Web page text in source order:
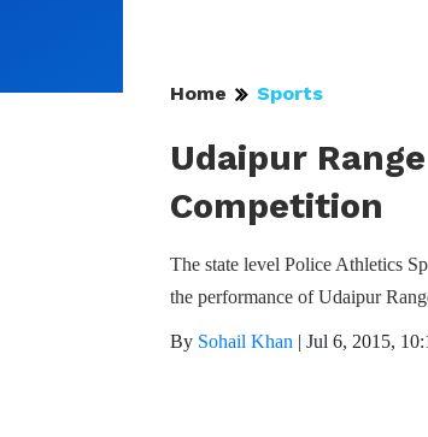
Home Sports
Udaipur
Competition
The state level Police Athletics
the performance of Udaipur
By Sohail Khan | Jul 6, 2015,